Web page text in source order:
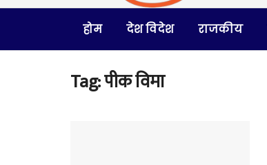
होम देश विदेश राजकीय
Tag:पीक विमा